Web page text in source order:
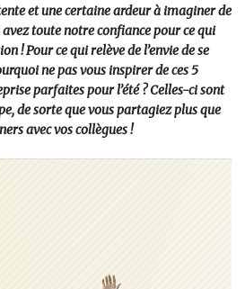
et une certaine ardeur à imaginer de
toute notre confiance pour ce qui
! Pour ce qui relève de l’envie de se
ne pas vous inspirer de ces 5
parfaites pour l’été ? Celles-ci sont
de sorte que vous partagiez plus que
avec vos collègues !